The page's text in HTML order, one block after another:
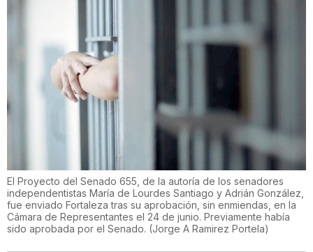
El Proyecto del Senado 655, de la autoría de los senadores
independentistas María de Lourdes Santiago y Adrián González,
fue enviado Fortaleza tras su aprobación, sin enmiendas, en la
Cámara de Representantes el 24 de junio. Previamente había
sido aprobada por el Senado. (Jorge A Ramirez Portela)